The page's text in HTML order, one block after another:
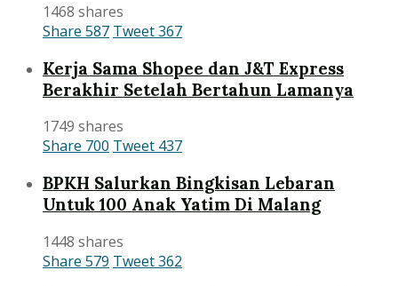
1468 shares
Share 587 Tweet367
Kerja Sama Shopee dan J&T Express
Berakhir Setelah Bertahun Lamanya
1749 shares
Share 700 Tweet 437
BPKH Salurkan Bingkisan Lebaran
Untuk 100 Anak Yatim Di Malang
1448 shares
Share 579 Tweet362